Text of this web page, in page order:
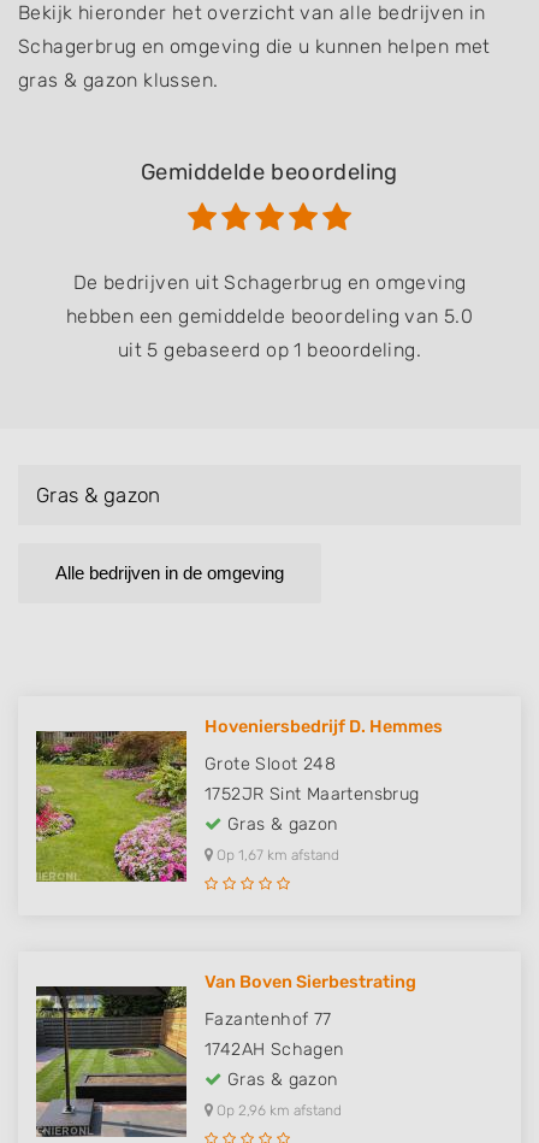
Bekijk hieronder het overzicht van alle bedrijven in
Schagerbrug en omgeving die u kunnen helpen met
gras & gazon klussen.
Gemiddelde beoordeling
De bedrijven uit Schagerbrug en omgeving
hebben een gemiddelde beoordeling van 5.0
uit 5 gebaseerd op 1 beoordeling.
Gras & gazon
Alle bedrijven in de omgeving
Hoveniersbedrijf D. Hemmes
Grote Sloot 248
1752JR Sint Maartensbrug
Gras & gazon
Op 1,67 km afstand
Van Boven Sierbestrating
Fazantenhof 77
1742AH Schagen
Gras & gazon
Op 2,96 km afstand